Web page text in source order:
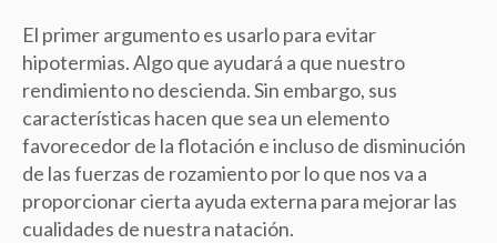
El primer argumento es usarlo para evitar
hipotermias. Algo que ayudará a que nuestro
rendimiento no descienda. Sin embargo, sus
características hacen que sea un elemento
favorecedor de la flotación e incluso de disminución
de las fuerzas de rozamiento por lo que nos va a
proporcionar cierta ayuda externa para mejorar las
cualidades de nuestra natación.